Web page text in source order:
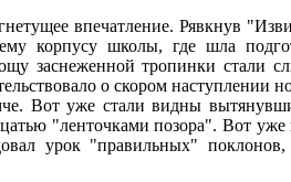
впечатление. Рявкнув
корпусу школы, где шла
заснеженной тропинки стали
о скором наступлении
Вот уже стали видны
"ленточками позора". Вот уже
урок "правильных"